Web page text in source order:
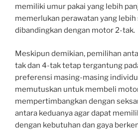
memiliki umur pakai yang lebih
memerlukan perawatan yang
dibandingkan dengan motor 2-tak.
Meskipun demikian, pemilihan
tak dan 4-tak tetap tergantung
preferensi masing-masing
memutuskan untuk membeli
mempertimbangkan dengan
antara keduanya agar dapat
dengan kebutuhan dan gaya